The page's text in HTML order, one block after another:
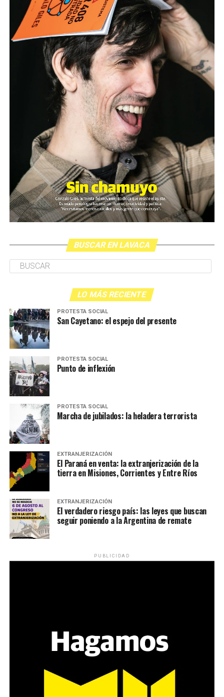
BUSCAR EN LAVACA
LO MÁS RECIENTE
PROTESTA SOCIAL
San Cayetano: el espejo del presente
PROTESTA SOCIAL
Punto de inflexión
PROTESTA SOCIAL
Marcha de jubilados: la heladera terrorista
EXTRANJERIZACIÓN
El Paraná en venta: la extranjerización de la
tierra en Misiones, Corrientes y Entre Ríos
EXTRANJERIZACIÓN
El verdadero riesgo país: las leyes que buscan
seguir poniendo a la Argentina de remate
PUBLICIDAD